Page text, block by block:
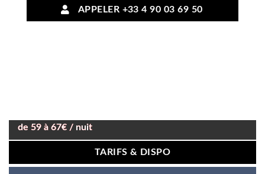
APPELER +33 4 90 03 69 50
de 59 à 67€ / nuit
TARIFS & DISPO